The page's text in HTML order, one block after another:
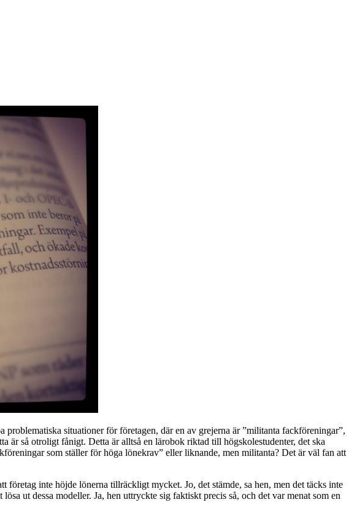
situationer för företagen, där en av grejerna är ”militanta fackföreningar”,
så otroligt fånigt. Detta är alltså en lärobok riktad till högskolestudenter, det ska
som ställer för höga lönekrav” eller liknande, men militanta? Det är väl fan att
företag inte höjde lönerna tillräckligt mycket. Jo, det stämde, sa hen, men det täcks inte
ut dessa modeller. Ja, hen uttryckte sig faktiskt precis så, och det var menat som en